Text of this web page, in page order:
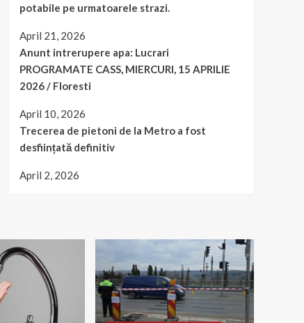
potabile pe urmatoarele strazi.
April 21, 2026
Anunt intrerupere apa: Lucrari
PROGRAMATE CASS, MIERCURI, 15 APRILIE
2026 / Floresti
April 10, 2026
Trecerea de pietoni de la Metro a fost
desființată definitiv
April 2, 2026